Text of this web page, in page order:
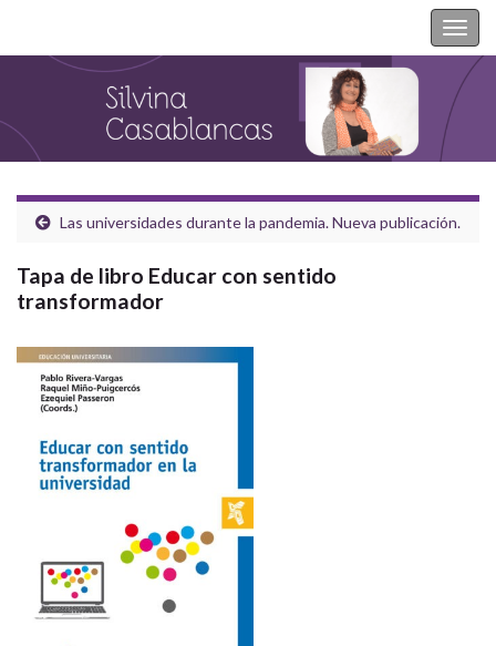
Las universidades durante la pandemia. Nueva publicación.
Tapa de libro Educar con sentido
transformador